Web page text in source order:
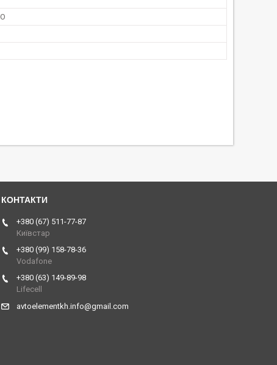
+380 (67) 511-77-87
Київстар
+380 (99) 158-78-36
Vodafone
+380 (63) 149-89-98
Lifecell
avtoelementkh.info@gmail.com